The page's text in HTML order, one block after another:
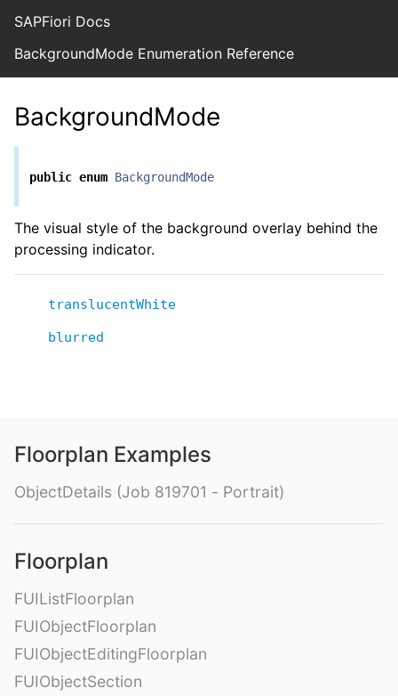
SAPFiori Docs
BackgroundMode Enumeration Reference
BackgroundMode
public enum BackgroundMode
The visual style of the background overlay behind the
processing indicator.
translucentWhite
blurred
Floorplan Examples
ObjectDetails (Job 819701 - Portrait)
Floorplan
FUIListFloorplan
FUIObjectFloorplan
FUIObjectEditingFloorplan
FUIObjectSection